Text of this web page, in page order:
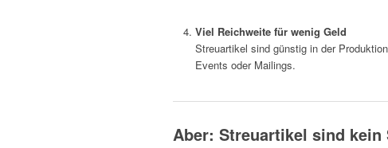
Viel Reichweite für wenig Geld
Streuartikel sind günstig in der
Events oder Mailings.
Aber: Streuartikel sind kein